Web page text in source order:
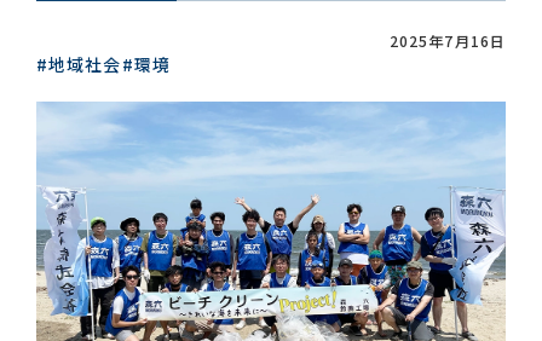
グローバルネットワーク
お問い合わせ一覧
2025年7月16日
#地域社会#環境